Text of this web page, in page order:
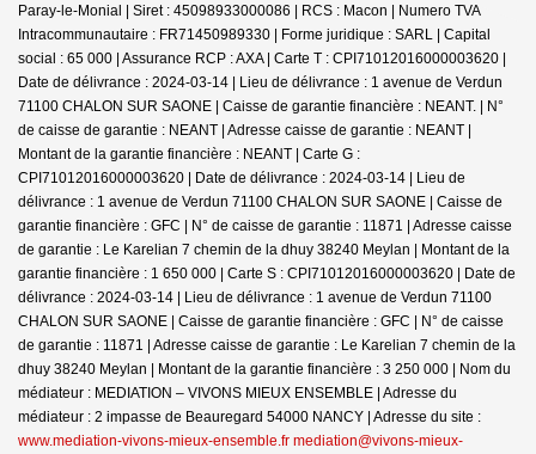
Paray-le-Monial | Siret : 45098933000086 | RCS : Macon | Numero TVA
Intracommunautaire : FR71450989330 | Forme juridique : SARL | Capital
social : 65 000 | Assurance RCP : AXA | Carte T : CPI71012016000003620 |
Date de délivrance : 2024-03-14 | Lieu de délivrance : 1 avenue de Verdun
71100 CHALON SUR SAONE | Caisse de garantie financière : NEANT. | N°
de caisse de garantie : NEANT | Adresse caisse de garantie : NEANT |
Montant de la garantie financière : NEANT | Carte G :
CPI71012016000003620 | Date de délivrance : 2024-03-14 | Lieu de
délivrance : 1 avenue de Verdun 71100 CHALON SUR SAONE | Caisse de
garantie financière : GFC | N° de caisse de garantie : 11871 | Adresse caisse
de garantie : Le Karelian 7 chemin de la dhuy 38240 Meylan | Montant de la
garantie financière : 1 650 000 | Carte S : CPI71012016000003620 | Date de
délivrance : 2024-03-14 | Lieu de délivrance : 1 avenue de Verdun 71100
CHALON SUR SAONE | Caisse de garantie financière : GFC | N° de caisse
de garantie : 11871 | Adresse caisse de garantie : Le Karelian 7 chemin de la
dhuy 38240 Meylan | Montant de la garantie financière : 3 250 000 | Nom du
médiateur : MEDIATION – VIVONS MIEUX ENSEMBLE | Adresse du
médiateur : 2 impasse de Beauregard 54000 NANCY | Adresse du site :
www.mediation-vivons-mieux-ensemble.fr mediation@vivons-mieux-